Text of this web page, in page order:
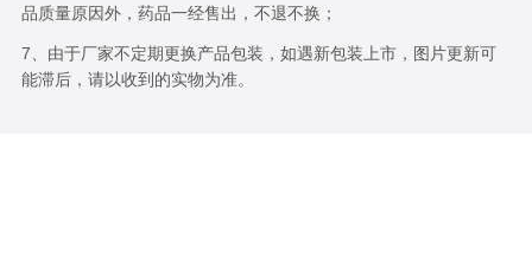
品质量原因外，药品一经售出，不退不换；
7、由于厂家不定期更换产品包装，如遇新包装上市，图片更新可
能滞后，请以收到的实物为准。